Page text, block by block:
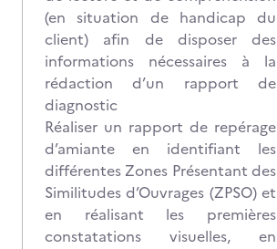
(en situation de handicap du
client) afin de disposer des
informations nécessaires à la
rédaction d’un rapport de
diagnostic
Réaliser un rapport de repérage
d’amiante en identifiant les
différentes Zones Présentant des
Similitudes d’Ouvrages (ZPSO) et
en réalisant les premières
constatations visuelles, en